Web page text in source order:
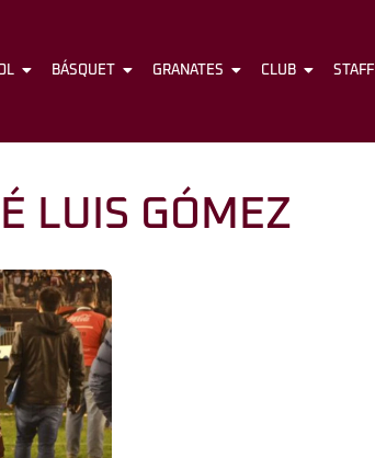
FÚTBOL BÁSQUET GRANATES
BÁSQUET GRANATES CLUB STAFF
LUIS GÓMEZ